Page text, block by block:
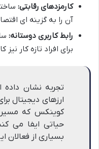
کارمزدهای رقابتی:
آن را به گزینه ای
رابط کاربری دوستانه:
برای افراد تازه کار
تجربه نشان
ارزهای دیجیتال
کوینکس که مسیر
حیاتی ایفا می
بسیاری از فعالان